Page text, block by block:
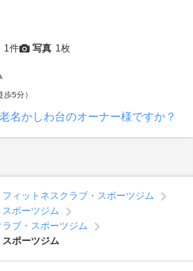
1件 写真 1枚
5分）
かしわ台のオーナー様ですか？
フィットネスクラブ・スポーツジム
ポーツジム
ブ・スポーツジム
ポーツジム